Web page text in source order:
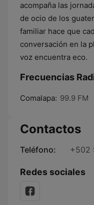
acompaña las
de ocio de los
familiar hace que
conversación en la
voz encuentra eco.
Frecuencias
Comalapa: 99.9 FM
Contactos
Teléfono: +502
Redes sociales